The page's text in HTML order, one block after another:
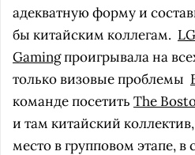
адекватную форму и
бы китайским коллегам.
Gamingпроигрывала на
только визовые проблемы
команде посетить The
и там китайский
место в групповом этапе,